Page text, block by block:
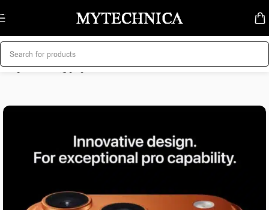
Skip to navigation
Skip to main content
მთავარი/მობილურები